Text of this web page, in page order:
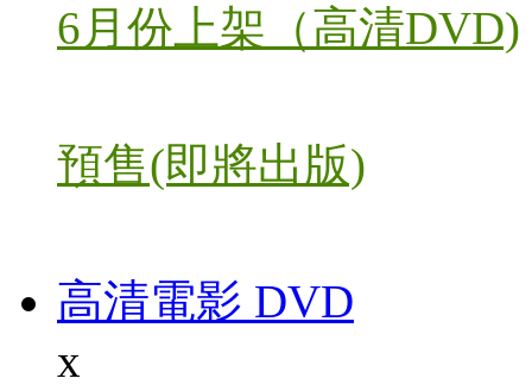
6月份上架（高清DVD)
預售(即將出版)
高清電影 DVD
x